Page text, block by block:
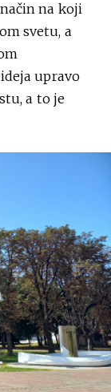
na koji
svetu, a
upravo
a to je